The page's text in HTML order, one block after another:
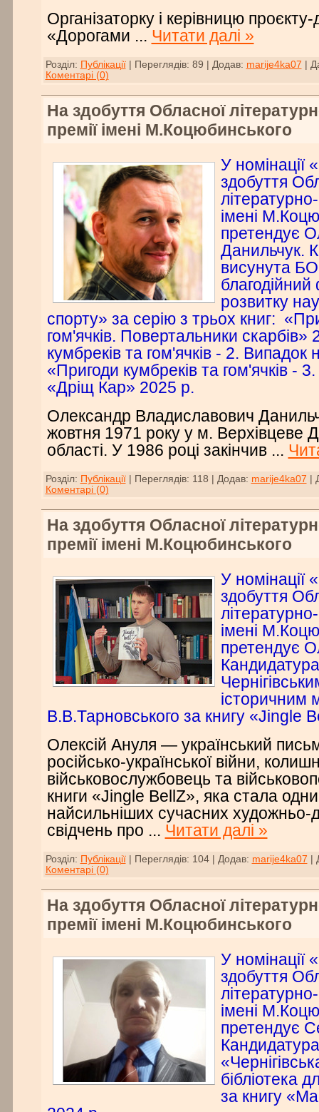
Організаторку і керівницю
«Дорогами ... Читати далі »
Розділ: Публікації| Переглядів: 89 Додав: marije4ka07
Коментарі (0)
На здобуття Обласної
премії імені М.Коцюбинського
У номінації
здобуття
імені
претендує
Данильчук.
висунута
розвитку
спорту» за серію з трьох книг:
гом'ячків. Повертальники
кумбреків та гом'ячків - 2. Випадок
«Пригоди кумбреків та гом'ячків -
«Дріщ Кар» 2025 р.
Олександр Владиславович
жовтня 1971 року у м. Верхівцеве
області. У 1986 році закінчив ...
Розділ: Публікації| Переглядів: 118 Додав: marije4ka07
Коментарі (0)
На здобуття Обласної
премії імені М.Коцюбинського
У номінації
здобуття
імені
претендує
історичним
В.В.Тарновського за книгу «Jingle
Олексій Ануля — український
російсько-української війни,
військовослужбовець та
книги «Jingle BellZ», яка стала
найсильніших сучасних художньо-
свідчень про ... Читати далі »
Розділ: Публікації| Переглядів: 104| Додав: marije4ka07
Коментарі (0)
На здобуття Обласної
премії імені М.Коцюбинського
У номінації
здобуття
імені
претендує
бібліотека
за книгу